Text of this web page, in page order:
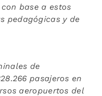
base a estos
pedagógicas y de
de
pasajeros en
aeropuertos del